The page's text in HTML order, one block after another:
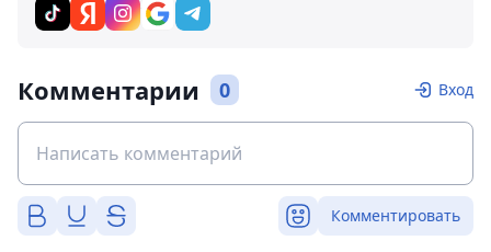
Комментарии 0 Вход
Комментировать